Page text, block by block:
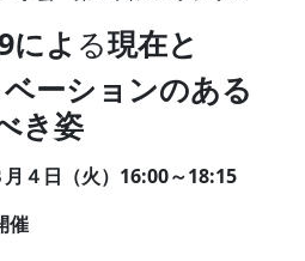
によ る現在と
ーションのある
き姿
４日（火）16:00～18:15
催